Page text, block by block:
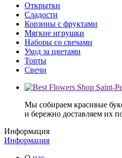
Открытки
Сладости
Корзины с фруктами
Мягкие игрушки
Наборы со свечами
Уход за цветами
Торты
Свечи
Мы собираем красивые
и бережно доставляем их
Информация
Информация